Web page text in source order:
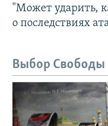
"Может ударить,
о последствиях
Выбор Свободы